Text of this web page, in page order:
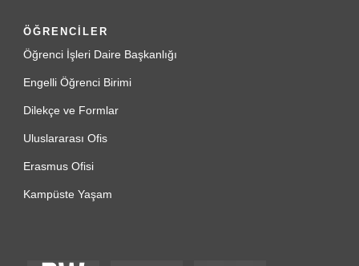
ÖĞRENCİLER
Öğrenci İşleri Daire Başkanlığı
Engelli Öğrenci Birimi
Dilekçe ve Formlar
Uluslararası Ofis
Erasmus Ofisi
Kampüste Yaşam